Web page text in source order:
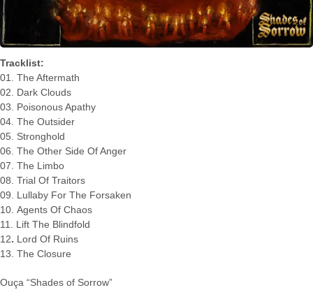
Tracklist:
01. The Aftermath
02. Dark Clouds
03. Poisonous Apathy
04. The Outsider
05. Stronghold
06. The Other Side Of Anger
07. The Limbo
08. Trial Of Traitors
09. Lullaby For The Forsaken
10. Agents Of Chaos
11. Lift The Blindfold
12. Lord Of Ruins
13. The Closure
Ouça “Shades of Sorrow”